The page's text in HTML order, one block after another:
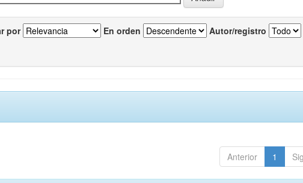
por En orden Autor/registro
Anterior 1